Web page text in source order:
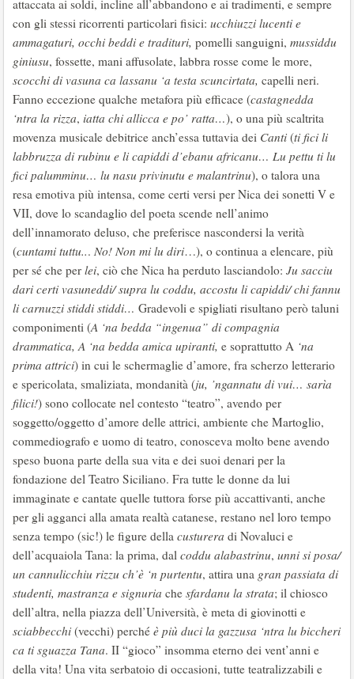
attaccata ai soldi, incline all’abbandono e ai tradimenti, e sempre
con gli stessi ricorrenti particolari fisici: ucchiuzzi lucenti e
ammagaturi, occhi beddi e tradituri, pomelli sanguigni, mussiddu
giniusu, fossette, mani affusolate, labbra rosse come le more,
scocchi di vasuna ca lassanu ‘a testa scuncirtata, capelli neri.
Fanno eccezione qualche metafora più efficace (castagnedda
‘ntra la rizza, iatta chi allicca e po’ ratta…), o una più scaltrita
movenza musicale debitrice anch’essa tuttavia dei Canti (ti fici li
labbruzza di rubinu e li capiddi d’ebanu africanu… Lu pettu ti lu
fici palumminu… lu nasu privinutu e malantrinu), o talora una
resa emotiva più intensa, come certi versi per Nica dei sonetti V e
VII, dove lo scandaglio del poeta scende nell’animo
dell’innamorato deluso, che preferisce nascondersi la verità
(cuntami tuttu... No! Non mi lu diri…), o continua a elencare, più
per sé che per lei, ciò che Nica ha perduto lasciandolo: Ju sacciu
dari certi vasuneddi/ supra lu coddu, accostu li capiddi/ chi fannu
li carnuzzi stiddi stiddi… Gradevoli e spigliati risultano però taluni
componimenti (A ‘na bedda “ingenua” di compagnia
drammatica, A ‘na bedda amica upiranti, e soprattutto A ‘na
prima attrici) in cui le schermaglie d’amore, fra scherzo letterario
e spericolata, smaliziata, mondanità (ju, ’ngannatu di vui… sarìa
filici!) sono collocate nel contesto “teatro”, avendo per
soggetto/oggetto d’amore delle attrici, ambiente che Martoglio,
commediografo e uomo di teatro, conosceva molto bene avendo
speso buona parte della sua vita e dei suoi denari per la
fondazione del Teatro Siciliano. Fra tutte le donne da lui
immaginate e cantate quelle tuttora forse più accattivanti, anche
per gli agganci alla amata realtà catanese, restano nel loro tempo
senza tempo (sic!) le figure della custurera di Novaluci e
dell’acquaiola Tana: la prima, dal coddu alabastrinu, unni si posa/
un cannulicchiu rizzu ch’è ‘n purtentu, attira una gran passiata di
studenti, mastranza e signuria che sfardanu la strata; il chiosco
dell’altra, nella piazza dell’Università, è meta di giovinotti e
sciabbecchi (vecchi) perché è più duci la gazzusa ‘ntra lu biccheri
ca ti sguazza Tana. II “gioco” insomma eterno dei vent’anni e
della vita! Una vita serbatoio di occasioni, tutte teatralizzabili e